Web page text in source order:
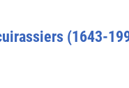
(1643-